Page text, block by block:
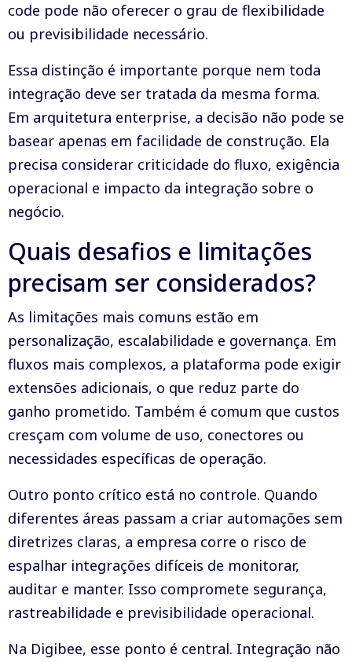
code pode não oferecer o grau de flexibilidade
ou previsibilidade necessário.
Essa distinção é importante porque nem toda
integração deve ser tratada da mesma forma.
Em arquitetura enterprise, a decisão não pode se
basear apenas em facilidade de construção. Ela
precisa considerar criticidade do fluxo, exigência
operacional e impacto da integração sobre o
negócio.
Quais desafios e limitações
precisam ser considerados?
As limitações mais comuns estão em
personalização, escalabilidade e governança. Em
fluxos mais complexos, a plataforma pode exigir
extensões adicionais, o que reduz parte do
ganho prometido. Também é comum que custos
cresçam com volume de uso, conectores ou
necessidades específicas de operação.
Outro ponto crítico está no controle. Quando
diferentes áreas passam a criar automações sem
diretrizes claras, a empresa corre o risco de
espalhar integrações difíceis de monitorar,
auditar e manter. Isso compromete segurança,
rastreabilidade e previsibilidade operacional.
Na Digibee, esse ponto é central. Integração não